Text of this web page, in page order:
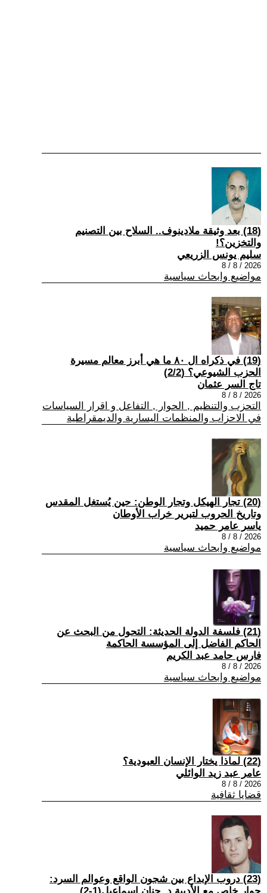
(18) بعد وثيقة ملادينوف.. السلاح بين التصنيم
والتخزين؟!
سليم يونس الزريعي
2026 / 8 / 8
مواضيع وابحاث سياسية
(19) في ذكراه ال ٨٠ ما هي أبرز معالم مسيرة
الحزب الشيوعي؟ (2/2)
تاج السر عثمان
2026 / 8 / 8
التحزب والتنظيم , الحوار , التفاعل و اقرار السياسات
في الاحزاب والمنظمات اليسارية والديمقراطية
(20) تجار الهيكل وتجار الوطن: حين يُستغل المقدس
وتاريخ الحروب لتبرير خراب الأوطان
ياسر عامر حميد
2026 / 8 / 8
مواضيع وابحاث سياسية
(21) فلسفة الدولة الحديثة: التحول من البحث عن
الحاكم الفاضل إلى المؤسسة الحاكمة
فارس حامد عبد الكريم
2026 / 8 / 8
مواضيع وابحاث سياسية
(22) لماذا يختار الإنسان العبودية؟
عامر عبد زيد الوائلي
2026 / 8 / 8
قضايا ثقافية
(23) دروب الإبداع بين شجون الواقع وعوالم السرد: